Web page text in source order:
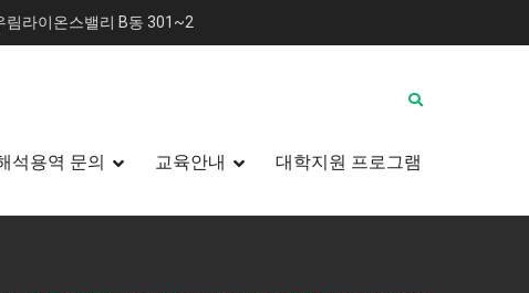
림라이온스밸리 B동 301~2
석용역 문의 교육안내 대학지원 프로그램